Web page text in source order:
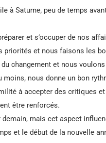
à Saturne, peu de temps
et s’occuper de nos
priorités et nous faisons les
changement et nous
moins, nous donne un bon
à accepter des critiques
être renforcés.
mais cet aspect
et le début de la nouvelle